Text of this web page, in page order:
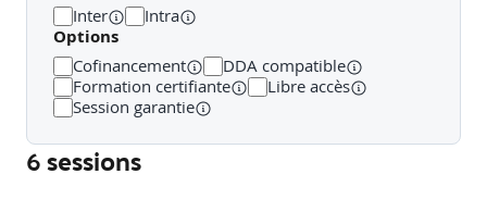
Identification et traitement des objections spécifiques aux
clients professionnels.
La posture commerciale proactive
Inter Intra
Options
Cofinancement
DDA compatible
Formation certifiante
Libre accès
Session garantie
6 sessions